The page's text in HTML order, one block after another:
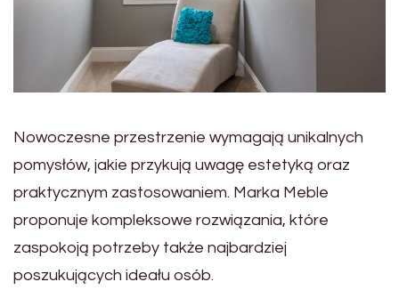
Nowoczesne przestrzenie wymagają unikalnych
pomysłów, jakie przykują uwagę estetyką oraz
praktycznym zastosowaniem. Marka Meble
proponuje kompleksowe rozwiązania, które
zaspokoją potrzeby także najbardziej
poszukujących ideału osób.